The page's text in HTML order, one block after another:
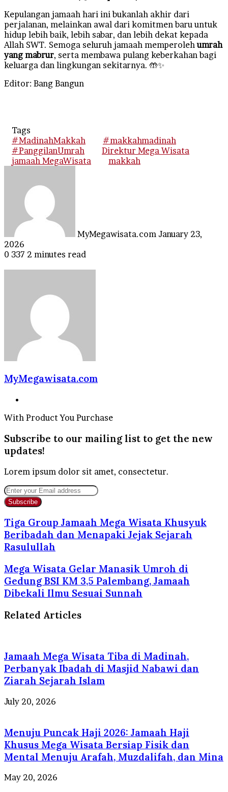
Kepulangan jamaah hari ini bukanlah akhir dari
perjalanan, melainkan awal dari komitmen baru untuk
hidup lebih baik, lebih sabar, dan lebih dekat kepada
Allah SWT. Semoga seluruh jamaah memperolehumrah
yang mabrur, serta membawa pulang keberkahan bagi
keluarga dan lingkungan sekitarnya. 🤲✨
Editor: Bang Bangun
Tags
#MadinahMakkah
#makkahmadinah
#PanggilanUmrah
Direktur Mega Wisata
jamaah MegaWisata
makkah
MyMegawisata.com January 23,
2026
0 337 2 minutes read
MyMegawisata.com
With Product You Purchase
Subscribe to our mailing list to get the new
updates!
Lorem ipsum dolor sit amet, consectetur.
Enter
your
Email
address
Tiga Group Jamaah Mega Wisata Khusyuk
Beribadah dan Menapaki Jejak Sejarah
Rasulullah
Mega Wisata Gelar Manasik Umroh di
Gedung BSI KM 3,5 Palembang, Jamaah
Dibekali Ilmu Sesuai Sunnah
Related Articles
Jamaah Mega Wisata Tiba di Madinah,
Perbanyak Ibadah di Masjid Nabawi dan
Ziarah Sejarah Islam
July 20, 2026
Menuju Puncak Haji 2026: Jamaah Haji
Khusus Mega Wisata Bersiap Fisik dan
Mental Menuju Arafah, Muzdalifah, dan Mina
May 20, 2026